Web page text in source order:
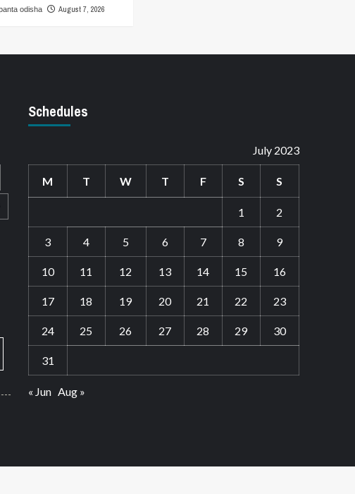
odisha August 7, 2026
Schedules
July 2023
M T W T F S S
1 2
3 4 5 6 7 8 9
10 11 12 13 14 15 16
17 18 19 20 21 22 23
24 25 26 27 28 29 30
31
« Jun Aug »